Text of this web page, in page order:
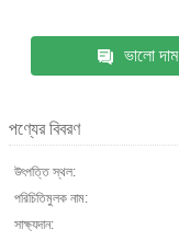
ভালো দাম
পণ্যের বিবরণ
উৎপত্তি স্থল:
পরিচিতিমুলক নাম:
সাক্ষ্যদান: